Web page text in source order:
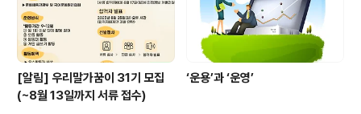
[알림] 우리말가꿈이 31기 모집
(~8월 13일까지 서류 접수)
‘운용’과 ‘운영’